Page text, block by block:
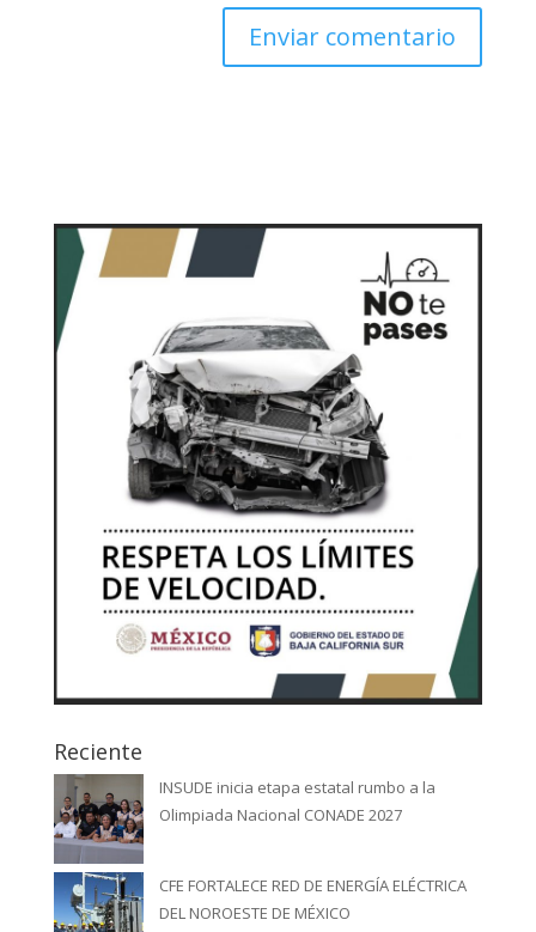
Reciente
INSUDE inicia etapa estatal rumbo a la
Olimpiada Nacional CONADE 2027
CFE FORTALECE RED DE ENERGÍA ELÉCTRICA
DEL NOROESTE DE MÉXICO